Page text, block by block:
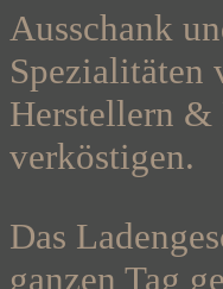
Ausschank
Spezialitäten
Herstellern &
verköstigen.
Das
ganzen Tag